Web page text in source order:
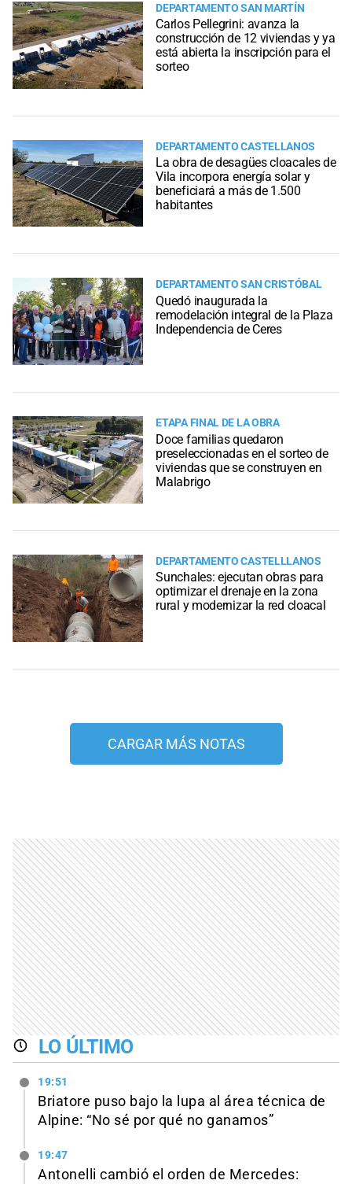
DEPARTAMENTO SAN MARTÍN
Carlos Pellegrini: avanza la
construcción de 12 viviendas y ya
está abierta la inscripción para el
sorteo
DEPARTAMENTO CASTELLANOS
La obra de desagües cloacales de
Vila incorpora energía solar y
beneficiará a más de 1.500
habitantes
DEPARTAMENTO SAN CRISTÓBAL
Quedó inaugurada la
remodelación integral de la Plaza
Independencia de Ceres
ETAPA FINAL DE LA OBRA
Doce familias quedaron
preseleccionadas en el sorteo de
viviendas que se construyen en
Malabrigo
DEPARTAMENTO CASTELLLANOS
Sunchales: ejecutan obras para
optimizar el drenaje en la zona
rural y modernizar la red cloacal
CARGAR MÁS NOTAS
LO ÚLTIMO
19:51
Briatore puso bajo la lupa al área técnica de
Alpine: “No sé por qué no ganamos”
19:47
Antonelli cambió el orden de Mercedes: